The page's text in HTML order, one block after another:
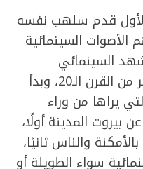
قدم سلهب نفسه
السينمائية
السينمائي
اللبنانئ في أواخر العقد الأخير من القرن الـ20، وبدأ
يراها من وراء
المدينة أولًا،
والناس ثانيًا،
سواء الطويلة أو